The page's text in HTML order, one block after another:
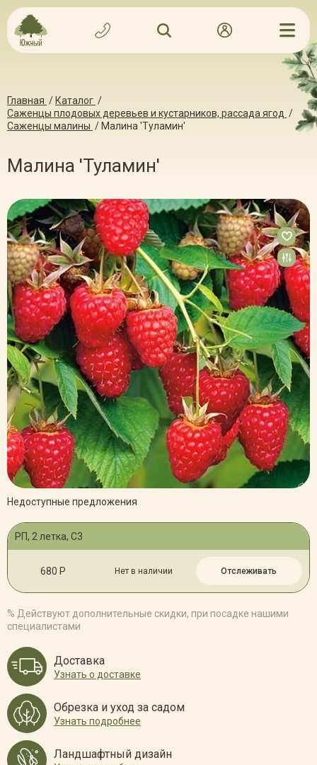
Главная / Каталог /
Саженцы плодовых деревьев и кустарников, рассада ягод /
Саженцы малины / Малина 'Туламин'
Малина 'Туламин'
Недоступные предложения
РП, 2 летка, С3
680 Р Нет в наличии Отслеживать
% Действуют дополнительные скидки, при посадке нашими
специалистами
Доставка
Узнать о доставке
Обрезка и уход за садом
Узнать подробнее
Ландшафтный дизайн